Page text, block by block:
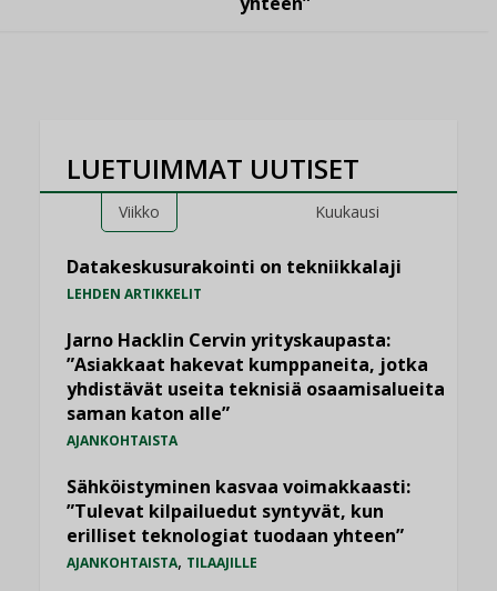
LUETUIMMAT UUTISET
Viikko Kuukausi
Datakeskusurakointi on tekniikkalaji
LEHDEN ARTIKKELIT
Jarno Hacklin Cervin yrityskaupasta:
”Asiakkaat hakevat kumppaneita, jotka
yhdistävät useita teknisiä osaamisalueita
saman katon alle”
AJANKOHTAISTA
Sähköistyminen kasvaa voimakkaasti:
”Tulevat kilpailuedut syntyvät, kun
erilliset teknologiat tuodaan yhteen”
AJANKOHTAISTA, TILAAJILLE